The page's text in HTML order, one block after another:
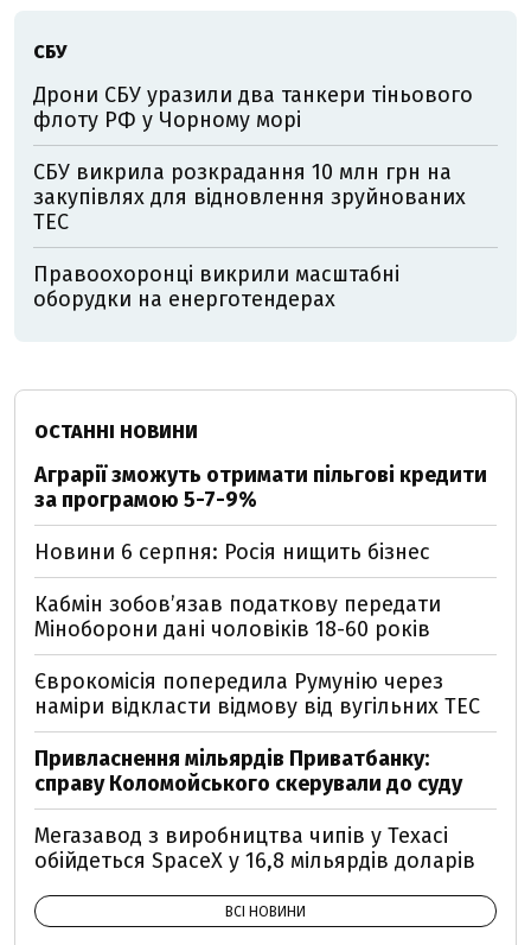
СБУ
Дрони СБУ уразили два танкери тіньового
флоту РФ у Чорному морі
СБУ викрила розкрадання 10 млн грн на
закупівлях для відновлення зруйнованих
ТЕС
Правоохоронці викрили масштабні
оборудки на енерготендерах
ОСТАННІ НОВИНИ
Аграрії зможуть отримати пільгові кредити
за програмою 5-7-9%
Новини 6 серпня: Росія нищить бізнес
Кабмін зобовʼязав податкову передати
Міноборони дані чоловіків 18-60 років
Єврокомісія попередила Румунію через
наміри відкласти відмову від вугільних ТЕС
Привласнення мільярдів Приватбанку:
справу Коломойського скерували до суду
Мегазавод з виробництва чипів у Техасі
обійдеться SpaceX у 16,8 мільярдів доларів
ВСІ НОВИНИ